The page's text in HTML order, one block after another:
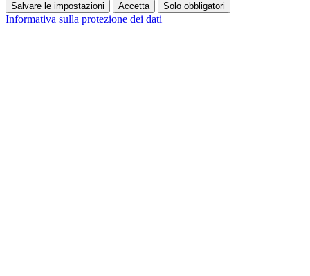
Salvare le impostazioni Accetta Solo obbligatori
Informativa sulla protezione dei dati